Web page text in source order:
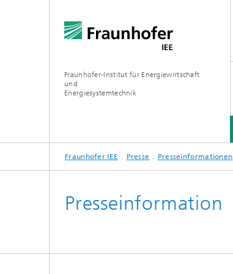
Fraunhofer-Institut für Energiewirtschaft
und
Energiesystemtechnik
ANWENDUNGSFELDER
LEITTHEMEN
FORSCHUNGSSCHWERPUNKTE
PROJEKTE
TESTZENTREN
Fraunhofer IEE Presse Presseinformationen
Presseinformation